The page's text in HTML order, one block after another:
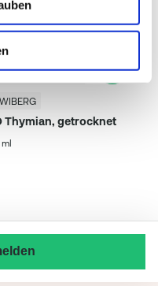
WIBERG
Thymian, getrocknet